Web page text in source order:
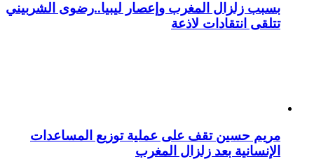
بسبب زلزال المغرب وإعصار ليبيا..رضوى الشربيني
تتلقى انتقادات لاذعة
مريم حسين تقف على عملية توزيع المساعدات
الإنسانية بعد زلزال المغرب